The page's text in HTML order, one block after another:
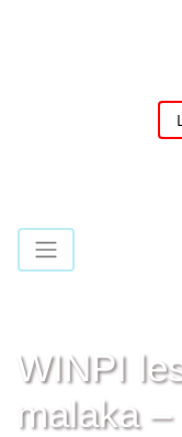
WINPI
malaka